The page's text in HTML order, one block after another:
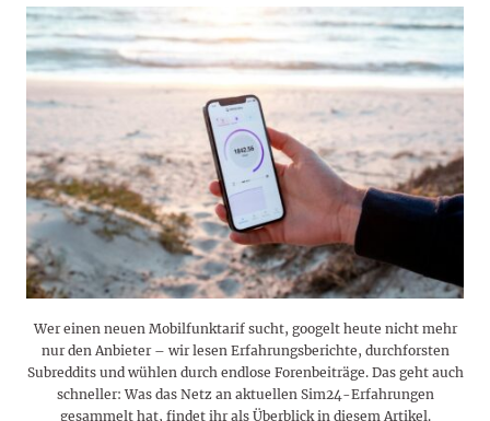
Wer einen neuen Mobilfunktarif sucht, googelt heute nicht mehr
nur den Anbieter – wir lesen Erfahrungsberichte, durchforsten
Subreddits und wühlen durch endlose Forenbeiträge. Das geht auch
schneller: Was das Netz an aktuellen Sim24-Erfahrungen
gesammelt hat, findet ihr als Überblick in diesem Artikel.